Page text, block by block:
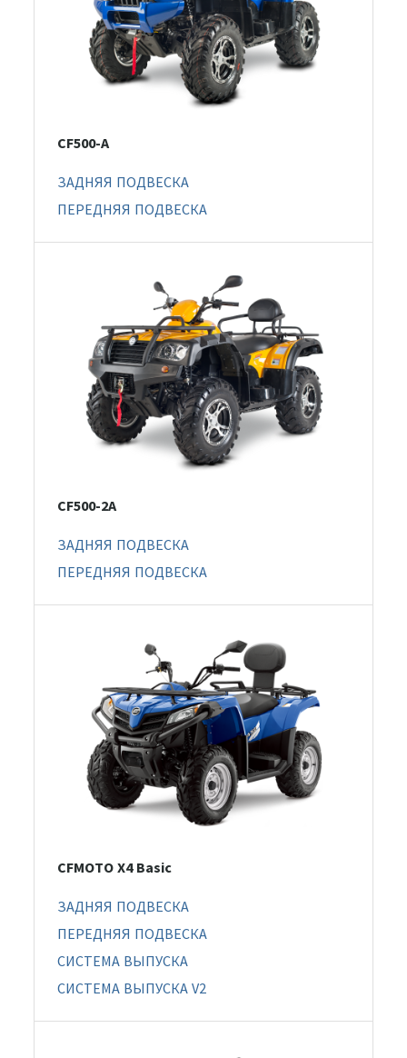
CF500-A
ЗАДНЯЯ ПОДВЕСКА
ПЕРЕДНЯЯ ПОДВЕСКА
CF500-2A
ЗАДНЯЯ ПОДВЕСКА
ПЕРЕДНЯЯ ПОДВЕСКА
CFMOTO X4 Basic
ЗАДНЯЯ ПОДВЕСКА
ПЕРЕДНЯЯ ПОДВЕСКА
СИСТЕМА ВЫПУСКА
СИСТЕМА ВЫПУСКА V2